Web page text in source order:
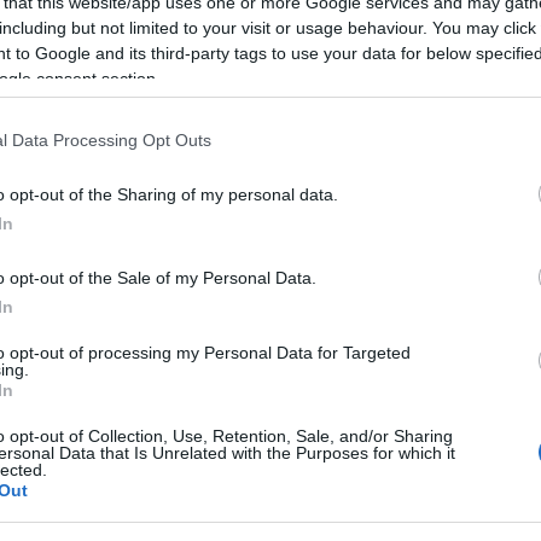
but not limited to your visit or usage behaviour. You may
to Google and its third-party tags to use your data for below
consent section.
Data Processing Opt Outs
opt-out of the Sharing of my personal data.
opt-out of the Sale of my Personal Data.
opt-out of processing my Personal Data for Targeted
opt-out of Collection, Use, Retention, Sale, and/or Sharing
Data that Is Unrelated with the Purposes for which it
των Παλαιών Ανακτόρων.Όπως είπε«ο
την συνέχιση της κράτησης». Ενώ οι
κατηγορίες.
εβδομάδες αθλητικών δράσεων, μέσα στο
φωτογράφηση που γίνεται για προσωπική τους
υποδείχθηκε από τον φωτογράφο και οι
εκεί τη φωτογράφηση.
είναι απόφοιτος του τμήματος
Πανεπιστημίου Αιγαίου (Ρόδος), με
Σχέσεις. Επιπλέον, είναι κάτοχος
από το Πανεπιστήμιο του Readingστις